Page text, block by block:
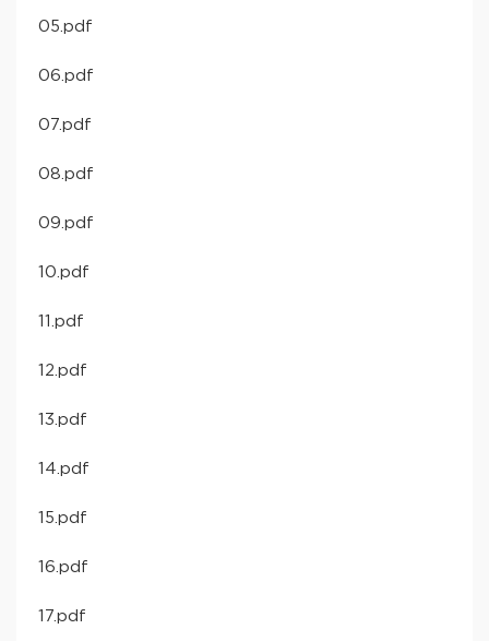
05.pdf
06.pdf
07.pdf
08.pdf
09.pdf
10.pdf
11.pdf
12.pdf
13.pdf
14.pdf
15.pdf
16.pdf
17.pdf